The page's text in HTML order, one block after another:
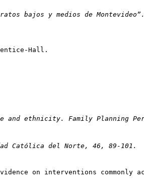
bajos y medios de
Hall.
and ethnicity. Family Planning
Católica del Norte, 46, 89-101.
on interventions commonly